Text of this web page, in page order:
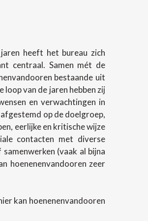
heeft het bureau zich
centraal. Samen mét de
bestaande uit
van de jaren hebben zij
en verwachtingen in
op de doelgroep,
eerlijke en kritische wijze
contacten met diverse
(vaak al bijna
hoenenenvandooren zeer
kan hoenenenvandooren